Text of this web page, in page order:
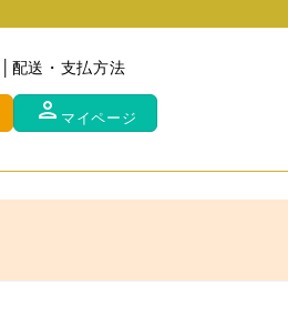
配送・支払方法
person マイページ